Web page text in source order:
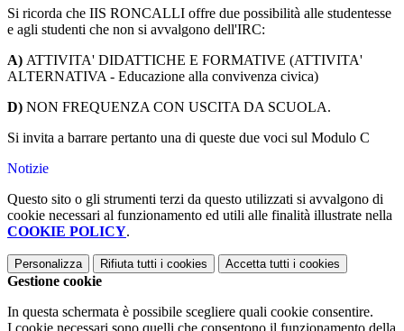
Si ricorda che IIS RONCALLI offre due possibilità alle studentesse
e agli studenti che non si avvalgono dell'IRC:
A) ATTIVITA' DIDATTICHE E FORMATIVE (ATTIVITA'
ALTERNATIVA - Educazione alla convivenza civica)
D) NON FREQUENZA CON USCITA DA SCUOLA.
Si invita a barrare pertanto una di queste due voci sul Modulo C
Notizie
Questo sito o gli strumenti terzi da questo utilizzati si avvalgono di
cookie necessari al funzionamento ed utili alle finalità illustrate nella
COOKIE POLICY.
Personalizza Rifiuta tutti i cookies Accetta tutti i cookies
Gestione cookie
In questa schermata è possibile scegliere quali cookie consentire.